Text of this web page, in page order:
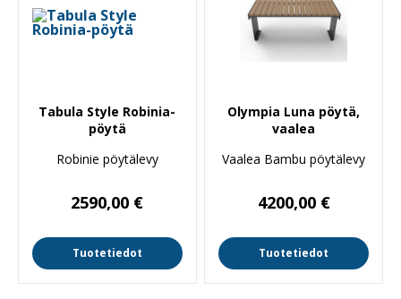
Tabula Style Robinia-
pöytä
Robinie pöytälevy
2590,00 €
Tuotetiedot
Olympia Luna pöytä,
vaalea
Vaalea Bambu pöytälevy
4200,00 €
Tuotetiedot